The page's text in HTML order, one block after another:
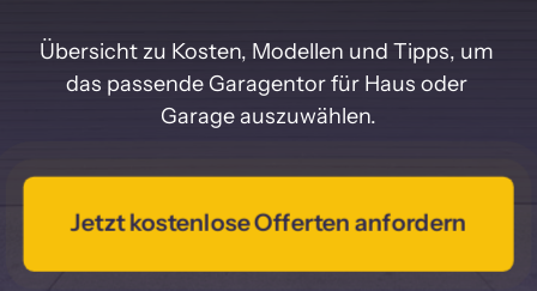
Übersicht zu Kosten, Modellen und Tipps, um
das passende Garagentor für Haus oder
Garage auszuwählen.
Jetzt kostenlose Offerten anfordern